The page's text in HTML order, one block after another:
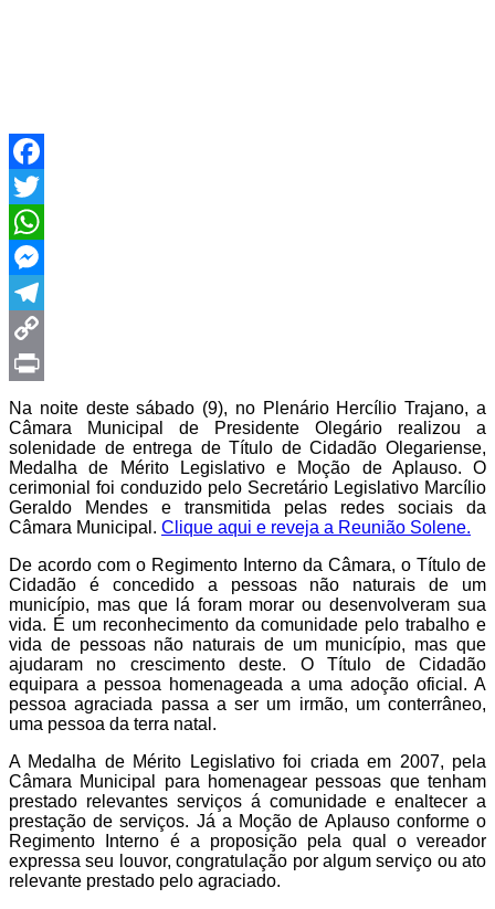
Facebook
Twitter
WhatsApp
Messenger
Telegram
Copy
Link
Print
Na noite deste sábado (9), no Plenário Hercílio Trajano, a
Câmara Municipal de Presidente Olegário realizou a
solenidade de entrega de Título de Cidadão Olegariense,
Medalha de Mérito Legislativo e Moção de Aplauso. O
cerimonial foi conduzido pelo Secretário Legislativo Marcílio
Geraldo Mendes e transmitida pelas redes sociais da
Câmara Municipal. Clique aqui e reveja a Reunião Solene.
De acordo com o Regimento Interno da Câmara, o Título de
Cidadão é concedido a pessoas não naturais de um
município, mas que lá foram morar ou desenvolveram sua
vida. É um reconhecimento da comunidade pelo trabalho e
vida de pessoas não naturais de um município, mas que
ajudaram no crescimento deste. O Título de Cidadão
equipara a pessoa homenageada a uma adoção oficial. A
pessoa agraciada passa a ser um irmão, um conterrâneo,
uma pessoa da terra natal.
A Medalha de Mérito Legislativo foi criada em 2007, pela
Câmara Municipal para homenagear pessoas que tenham
prestado relevantes serviços á comunidade e enaltecer a
prestação de serviços. Já a Moção de Aplauso conforme o
Regimento Interno é a proposição pela qual o vereador
expressa seu louvor, congratulação por algum serviço ou ato
relevante prestado pelo agraciado.